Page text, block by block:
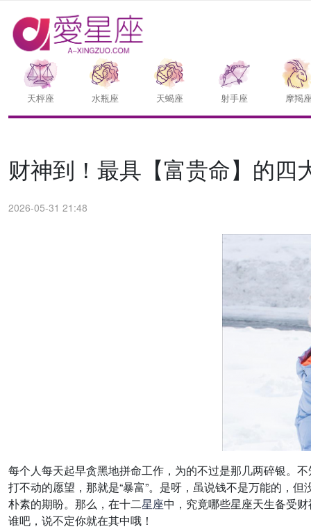
天枰座 水瓶座 天蝎座 射手座 摩羯
财神到！最具【富贵命】的四
2026-05-31 21:48
每个人每天起早贪黑地拼命工作，为的不过是那几两碎银。
打不动的愿望，那就是“暴富”。是呀，虽说钱不是万能的，
朴素的期盼。那么，在十二星座中，究竟哪些星座天生备受
谁吧，说不定你就在其中哦！